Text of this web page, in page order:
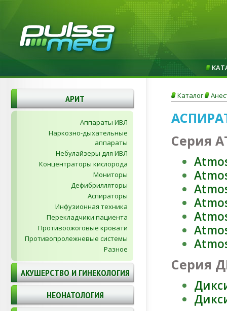
Каталог
Серия
Серия
АРИТ
Аппараты ИВЛ
Наркозно-дыхательные
аппараты
Небулайзеры для ИВЛ
Концентраторы кислорода
Мониторы
Дефибрилляторы
Аспираторы
Инфузионная техника
Перекладчики пациента
Противоожоговые кровати
Противопролежневые системы
Разное
АКУШЕРСТВО И ГИНЕКОЛОГИЯ
НЕОНАТОЛОГИЯ